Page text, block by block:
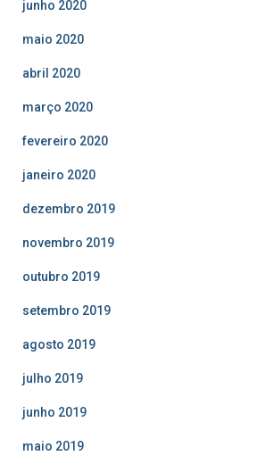
junho 2020
maio 2020
abril 2020
março 2020
fevereiro 2020
janeiro 2020
dezembro 2019
novembro 2019
outubro 2019
setembro 2019
agosto 2019
julho 2019
junho 2019
maio 2019